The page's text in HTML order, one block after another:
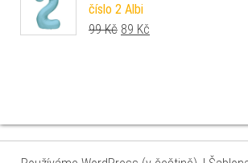
číslo 2 Albi
99Kč Původní cena byla: 99 Kč.
89 Kč